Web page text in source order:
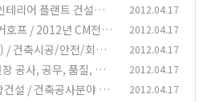
테리어 플랜트 건설사
2012.04.17
호프 / 2012년 CM전문
2012.04.17
/ 건축시공/안전/회계
2012.04.17
공사, 공무, 품질, 설
보
(0)
2012.04.17
설 / 건축공사분야 경
2012.04.17